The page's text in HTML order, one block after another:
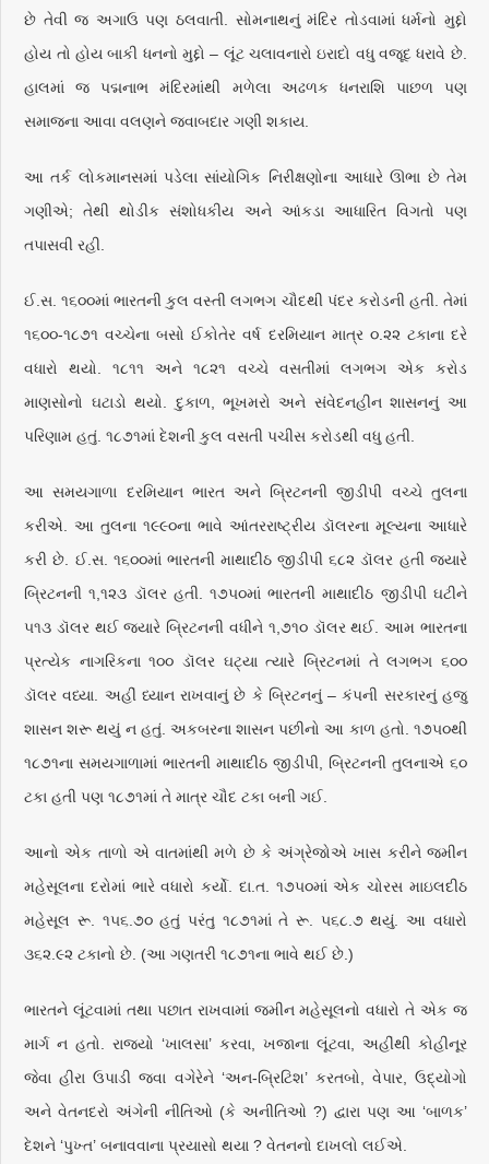
છે તેવી જ અગાઉ પણ ઠલવાતી. સોમનાથનું મંદિર તોડવામાં ધર્મનો મુદ્દો
હોય તો હોય બાકી ધનનો મુદ્દો – લૂંટ ચલાવનારો ઇરાદો વધુ વજૂદ ધરાવે છે.
હાલમાં જ પદ્મનાભ મંદિરમાંથી મળેલા અઢળક ધનરાશિ પાછળ પણ
સમાજના આવા વલણને જવાબદાર ગણી શકાય.
આ તર્ક લોકમાનસમાં પડેલા સાંયોગિક નિરીક્ષણોના આધારે ઊભા છે તેમ
ગણીએ; તેથી થોડીક સંશોધકીય અને આંકડા આધારિત વિગતો પણ
તપાસવી રહી.
ઈ.સ. ૧૬૦૦માં ભારતની કુલ વસ્તી લગભગ ચૌદથી પંદર કરોડની હતી. તેમાં
૧૬૦૦-૧૮૭૧ વચ્ચેના બસો ઈકોતેર વર્ષ દરમિયાન માત્ર ૦.૨૨ ટકાના દરે
વધારો થયો. ૧૮૧૧ અને ૧૮૨૧ વચ્ચે વસતીમાં લગભગ એક કરોડ
માણસોનો ઘટાડો થયો. દુકાળ, ભૂખમરો અને સંવેદનહીન શાસનનું આ
પરિણામ હતું. ૧૮૭૧માં દેશની કુલ વસતી પચીસ કરોડથી વધુ હતી.
આ સમયગાળા દરમિયાન ભારત અને બ્રિટનની જીડીપી વચ્ચે તુલના
કરીએ. આ તુલના ૧૯૯૦ના ભાવે આંતરરાષ્ટ્રીય ડૉલરના મૂલ્યના આધારે
કરી છે. ઈ.સ. ૧૬૦૦માં ભારતની માથાદીઠ જીડીપી ૬૮૨ ડૉલર હતી જ્યારે
બ્રિટનની ૧,૧૨૩ ડૉલર હતી. ૧૭૫૦માં ભારતની માથાદીઠ જીડીપી ઘટીને
૫૧૩ ડૉલર થઈ જ્યારે બ્રિટનની વધીને ૧,૭૧૦ ડૉલર થઈ. આમ ભારતના
પ્રત્યેક નાગરિકના ૧૦૦ ડૉલર ઘટ્યા ત્યારે બ્રિટનમાં તે લગભગ ૬૦૦
ડૉલર વધ્યા. અહીં ધ્યાન રાખવાનું છે કે બ્રિટનનું – કંપની સરકારનું હજુ
શાસન શરૂ થયું ન હતું. અકબરના શાસન પછીનો આ કાળ હતો. ૧૭૫૦થી
૧૮૭૧ના સમયગાળામાં ભારતની માથાદીઠ જીડીપી, બ્રિટનની તુલનાએ ૬૦
ટકા હતી પણ ૧૮૭૧માં તે માત્ર ચૌદ ટકા બની ગઈ.
આનો એક તાળો એ વાતમાંથી મળે છે કે અંગ્રેજોએ ખાસ કરીને જમીન
મહેસૂલના દરોમાં ભારે વધારો કર્યો. દા.ત. ૧૭૫૦માં એક ચોરસ માઇલદીઠ
મહેસૂલ રૂ. ૧૫૬.૭૦ હતું પરંતુ ૧૮૭૧માં તે રૂ. ૫૬૮.૭ થયું. આ વધારો
૩૬૨.૯૨ ટકાનો છે. (આ ગણતરી ૧૮૭૧ના ભાવે થઈ છે.)
ભારતને લૂંટવામાં તથા પછાત રાખવામાં જમીન મહેસૂલનો વધારો તે એક જ
માર્ગ ન હતો. રાજ્યો ‘ખાલસા’ કરવા, ખજાના લૂંટવા, અહીંથી કોહીનૂર
જેવા હીરા ઉપાડી જવા વગેરેને ‘અન-બ્રિટિશ’ કરતબો, વેપાર, ઉદ્યોગો
અને વેતનદરો અંગેની નીતિઓ (કે અનીતિઓ ?) દ્વારા પણ આ ‘બાળક’
દેશને ‘પુખ્ત’ બનાવવાના પ્રયાસો થયા ? વેતનનો દાખલો લઈએ.